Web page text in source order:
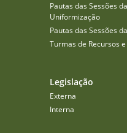
Pautas das Sessões
Uniformização
Pautas das Sessões
Turmas de Recursos
Legislação
Externa
Interna